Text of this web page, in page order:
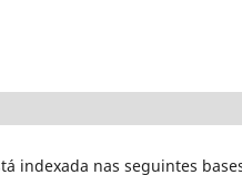
indexada nas seguintes